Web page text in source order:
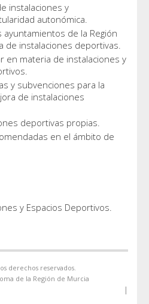
instalaciones y
autonómica.
ayuntamientos de la Región
de instalaciones deportivas.
en materia de instalaciones y
y subvenciones para la
de instalaciones
deportivas propias.
en el ámbito de
y Espacios Deportivos.
derechos reservados.
de la Región de Murcia
|